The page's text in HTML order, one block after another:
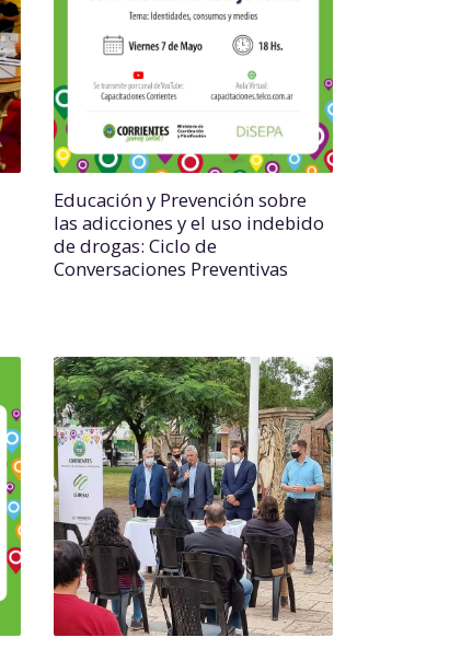
Educación y Prevención sobre
las adicciones y el uso indebido
de drogas: Ciclo de
Conversaciones Preventivas